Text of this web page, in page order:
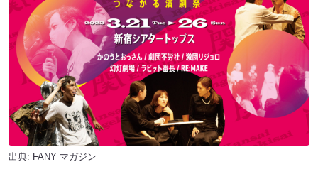
出典: FANY マガジン